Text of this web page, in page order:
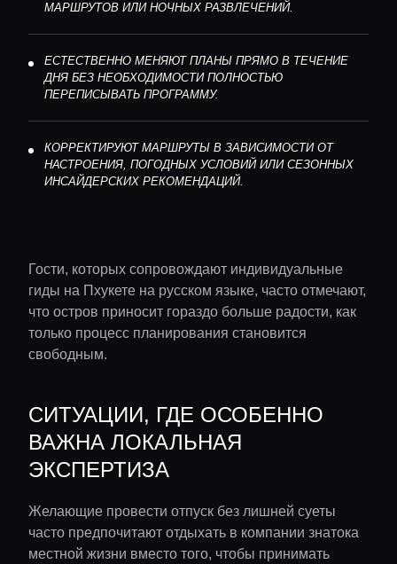
МАРШРУТОВ ИЛИ НОЧНЫХ РАЗВЛЕЧЕНИЙ.
ЕСТЕСТВЕННО МЕНЯЮТ ПЛАНЫ ПРЯМО В ТЕЧЕНИЕ
ДНЯ БЕЗ НЕОБХОДИМОСТИ ПОЛНОСТЬЮ
ПЕРЕПИСЫВАТЬ ПРОГРАММУ.
КОРРЕКТИРУЮТ МАРШРУТЫ В ЗАВИСИМОСТИ ОТ
НАСТРОЕНИЯ, ПОГОДНЫХ УСЛОВИЙ ИЛИ СЕЗОННЫХ
ИНСАЙДЕРСКИХ РЕКОМЕНДАЦИЙ.
Гости, которых сопровождают индивидуальные
гиды на Пхукете на русском языке, часто отмечают,
что остров приносит гораздо больше радости, как
только процесс планирования становится
свободным.
СИТУАЦИИ, ГДЕ ОСОБЕННО
ВАЖНА ЛОКАЛЬНАЯ
ЭКСПЕРТИЗА
Желающие провести отпуск без лишней суеты
часто предпочитают отдыхать в компании знатока
местной жизни вместо того, чтобы принимать